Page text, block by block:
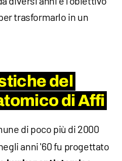
trasformarlo in un
del
di Affi
di poco più di 2000
anni '60 fu progettato